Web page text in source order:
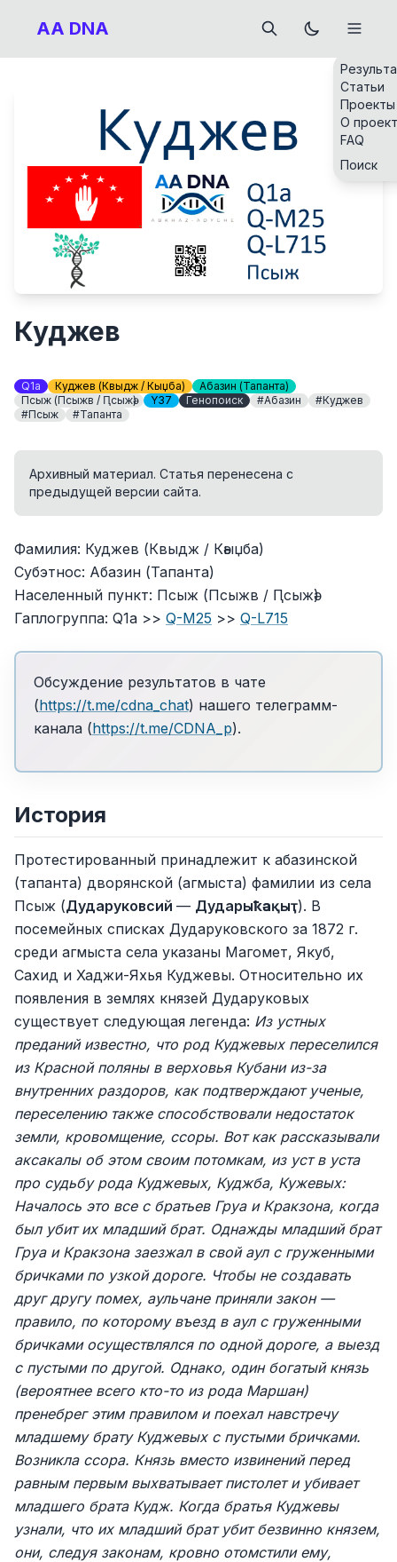
AA DNA
Статьи
Проекты
О
FAQ
Поиск
Куджев
Q1a Куджев (Квыдж / Кәыџба)
Абазин (Тапанта)
Псыж (Псыжв / Ԥсыжә)
Y37 Генопоиск #Абазин
#Куджев
#Псыж
#Тапанта
Архивный материал. Статья перенесена с
предыдущей версии сайта.
Фамилия: Куджев (Квыдж / Кәыџба)
Субэтнос: Абазин (Тапанта)
Населенный пункт: Псыж (Псыжв / Ԥсыжә)
Гаплогруппа: Q1a >> Q-M25 >> Q-L715
Обсуждение результатов в чате
(https://t.me/cdna_chat) нашего телеграмм-
канала (https://t.me/CDNA_p).
История
Протестированный принадлежит к абазинской
(тапанта) дворянской (агмыста) фамилии из села
Псыж (Дударуковсий — Дударыҟәақыҭ). В
посемейных списках Дударуковского за 1872 г.
среди агмыста села указаны Магомет, Якуб,
Сахид и Хаджи-Яхья Куджевы. Относительно их
появления в землях князей Дударуковых
существует следующая легенда: Из устных
преданий известно, что род Куджевых переселился
из Красной поляны в верховья Кубани из-за
внутренних раздоров, как подтверждают ученые,
переселению также способствовали недостаток
земли, кровомщение, ссоры. Вот как рассказывали
аксакалы об этом своим потомкам, из уст в уста
про судьбу рода Куджевых, Куджба, Кужевых:
Началось это все с братьев Груа и Кракзона, когда
был убит их младший брат. Однажды младший брат
Груа и Кракзона заезжал в свой аул с груженными
бричками по узкой дороге. Чтобы не создавать
друг другу помех, аульчане приняли закон —
правило, по которому въезд в аул с груженными
бричками осуществлялся по одной дороге, а выезд
с пустыми по другой. Однако, один богатый князь
(вероятнее всего кто-то из рода Маршан)
пренебрег этим правилом и поехал навстречу
младшему брату Куджевых с пустыми бричками.
Возникла ссора. Князь вместо извинений перед
равным первым выхватывает пистолет и убивает
младшего брата Кудж. Когда братья Куджевы
узнали, что их младший брат убит безвинно князем,
они, следуя законам, кровно отомстили ему,